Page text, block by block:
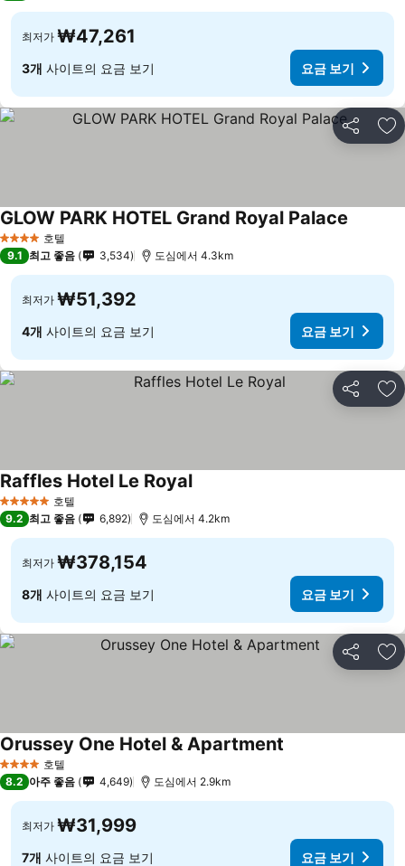
최저가 ₩47,261
3개 사이트의 요금 보기 요금 보기
공유 즐
4 성급 호텔
GLOW PARK HOTEL Grand Royal Palace
9.1 최고 좋음 3,534 도심에서 4.3km
최저가 ₩51,392
4개 사이트의 요금 보기 요금 보기
공유 즐
5 성급 호텔
Raffles Hotel Le Royal
9.2 최고 좋음 6,892 도심에서 4.2km
최저가 ₩378,154
8개 사이트의 요금 보기 요금 보기
공유 즐
4 성급 호텔
Orussey One Hotel & Apartment
8.2 아주 좋음 4,649 도심에서 2.9km
최저가 ₩31,999
7개 사이트의 요금 보기 요금 보기